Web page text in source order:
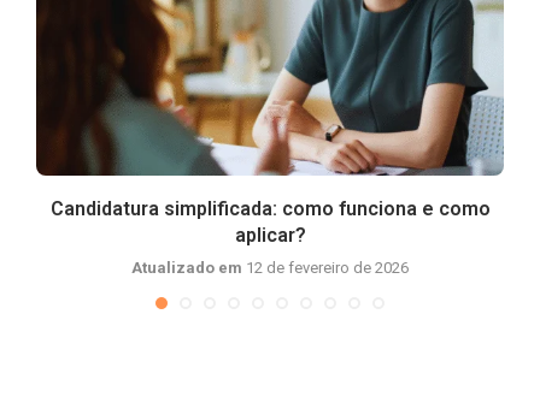
Candidatura simplificada: como funciona e como
aplicar?
Atualizado em 12 de fevereiro de 2026